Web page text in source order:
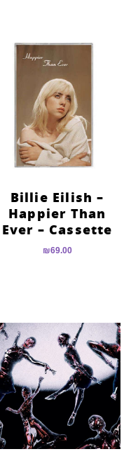
Billie Eilish –
Happier Than
Ever – Cassette
₪69.00